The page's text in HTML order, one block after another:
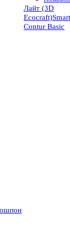
Лайт (3D
Ecocraft)Smart
Contur Basic